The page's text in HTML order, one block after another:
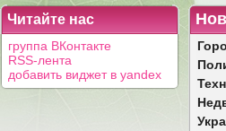
Читайте нас
группа ВКонтакте
RSS-лента
добавить виджет в yandex